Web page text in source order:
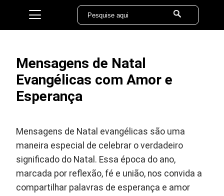
Mensagens de Natal
Evangélicas com Amor e
Esperança
Mensagens de Natal evangélicas são uma
maneira especial de celebrar o verdadeiro
significado do Natal. Essa época do ano,
marcada por reflexão, fé e união, nos convida a
compartilhar palavras de esperança e amor